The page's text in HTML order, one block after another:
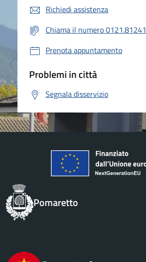
Richiedi assistenza
Chiama il numero 0121.81241
Prenota appuntamento
Problemi in città
Segnala disservizio
Pomaretto